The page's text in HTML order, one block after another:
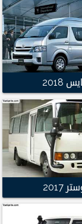
2018
2017